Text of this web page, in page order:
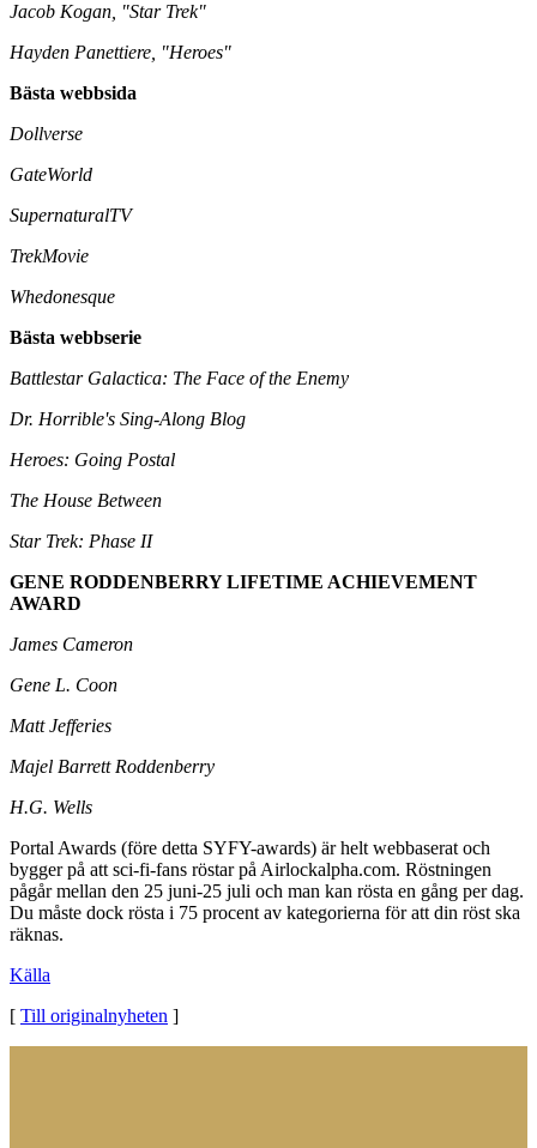
Jacob Kogan, "Star Trek"
Hayden Panettiere, "Heroes"
Bästa webbsida
Dollverse
GateWorld
SupernaturalTV
TrekMovie
Whedonesque
Bästa webbserie
Battlestar Galactica: The Face of the Enemy
Dr. Horrible's Sing-Along Blog
Heroes: Going Postal
The House Between
Star Trek: Phase II
GENE RODDENBERRY LIFETIME ACHIEVEMENT
AWARD
James Cameron
Gene L. Coon
Matt Jefferies
Majel Barrett Roddenberry
H.G. Wells
Portal Awards (före detta SYFY-awards) är helt webbaserat och
bygger på att sci-fi-fans röstar på Airlockalpha.com. Röstningen
pågår mellan den 25 juni-25 juli och man kan rösta en gång per dag.
Du måste dock rösta i 75 procent av kategorierna för att din röst ska
räknas.
Källa
[ Till originalnyheten ]